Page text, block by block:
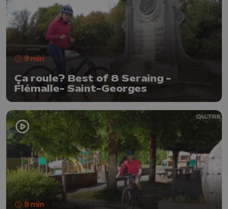
9 min- Publié le 26/08/2025
Ça roule? Best of 8 Seraing -
Flémalle- Saint-Georges
9 min - Publié le 19/08/2025